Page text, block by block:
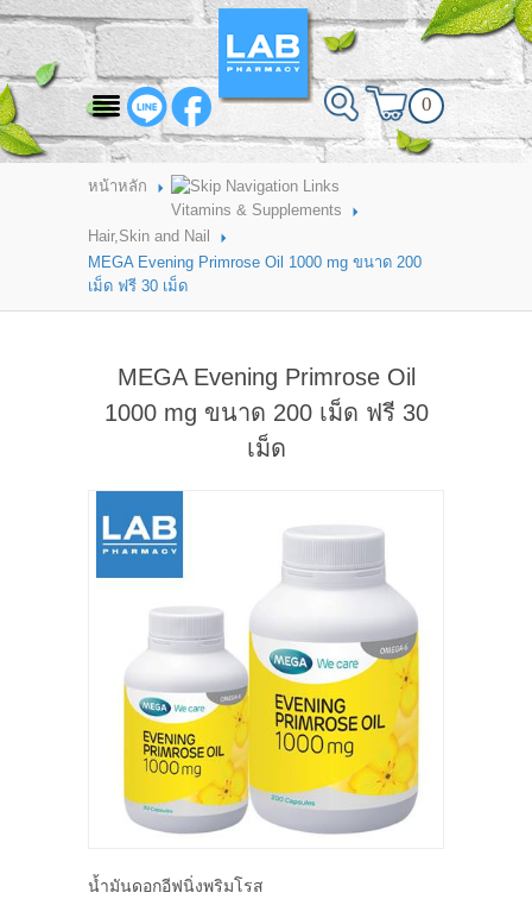
สินค้าที่สนใจ
HOME
ABOUT LAB PHARMACY
PRODUCT
BRANDS
แจ้งชำระเงิน
BRANCH
0
หน้าหลัก
Vitamins & Supplements
Hair,Skin and Nail
MEGA Evening Primrose Oil 1000 mg ขนาด 200
เม็ด ฟรี 30 เม็ด
MEGA Evening Primrose Oil
1000 mg ขนาด 200 เม็ด ฟรี 30
เม็ด
น้ำมันดอกอีฟนิ่งพริมโรส